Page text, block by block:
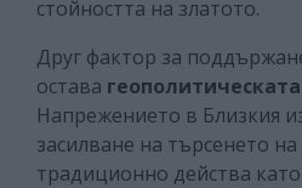
стойността на златото.
Друг фактор за
остава
Напрежението в Близкия
засилване на търсенето
традиционно действа